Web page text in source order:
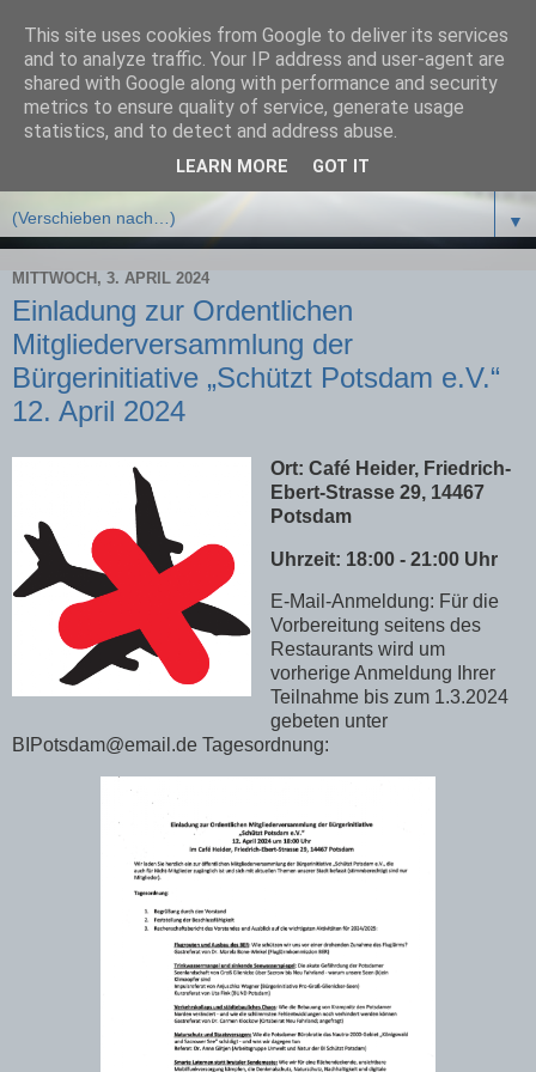
Bürgerinitiative Schützt
Potsdam e.V.
▼
MITTWOCH, 3. APRIL 2024
Einladung zur Ordentlichen
Mitgliederversammlung der
Bürgerinitiative „Schützt Potsdam e.V.“
12. April 2024
Ort: Café Heider, Friedrich-
Ebert-Strasse 29, 14467
Potsdam
Uhrzeit: 18:00 - 21:00 Uhr
E-Mail-Anmeldung: Für die
Vorbereitung seitens des
Restaurants wird um
vorherige Anmeldung Ihrer
Teilnahme bis zum 1.3.2024
gebeten unter
BIPotsdam@email.de Tagesordnung:
This site uses cookies from Google to deliver its services
and to analyze traffic. Your IP address and user-agent are
shared with Google along with performance and security
metrics to ensure quality of service, generate usage
statistics, and to detect and address abuse.
LEARN MORE GOT IT